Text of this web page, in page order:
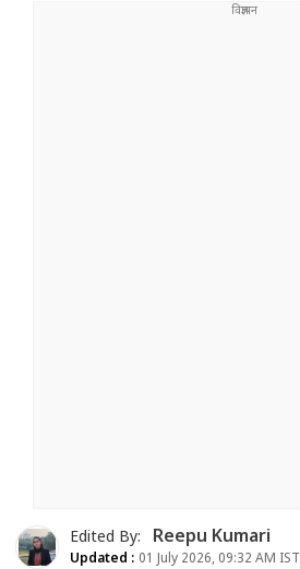
Edited By: Reepu Kumari
Updated : 01 July 2026, 09:32 AM IST